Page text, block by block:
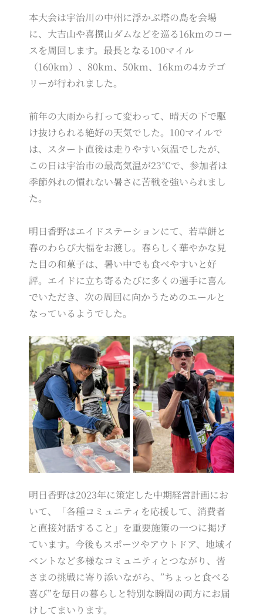
本大会は宇治川の中州に浮かぶ塔の島を会場
に、大吉山や喜撰山ダムなどを巡る16kmのコー
スを周回します。最長となる100マイル
（160km）、80km、50km、16kmの4カテゴ
リーが行われました。
前年の大雨から打って変わって、晴天の下で駆
け抜けられる絶好の天気でした。100マイルで
は、スタート直後は走りやすい気温でしたが、
この日は宇治市の最高気温が23℃で、参加者は
季節外れの慣れない暑さに苦戦を強いられまし
た。
明日香野はエイドステーションにて、若草餅と
春のわらび大福をお渡し。春らしく華やかな見
た目の和菓子は、暑い中でも食べやすいと好
評。エイドに立ち寄るたびに多くの選手に喜ん
でいただき、次の周回に向かうためのエールと
なっているようでした。
明日香野は2023年に策定した中期経営計画にお
いて、「各種コミュニティを応援して、消費者
と直接対話すること」を重要施策の一つに掲げ
ています。今後もスポーツやアウトドア、地域イ
ベントなど多様なコミュニティとつながり、皆
さまの挑戦に寄り添いながら、”ちょっと食べる
喜び”を毎日の暮らしと特別な瞬間の両方にお届
けしてまいります。